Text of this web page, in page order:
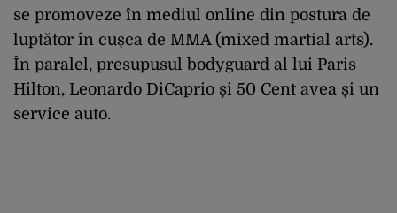
se promoveze în mediul online din postura de
luptător în cușca de MMA (mixed martial arts).
În paralel, presupusul bodyguard al lui Paris
Hilton, Leonardo DiCaprio și 50 Cent avea și un
service auto.